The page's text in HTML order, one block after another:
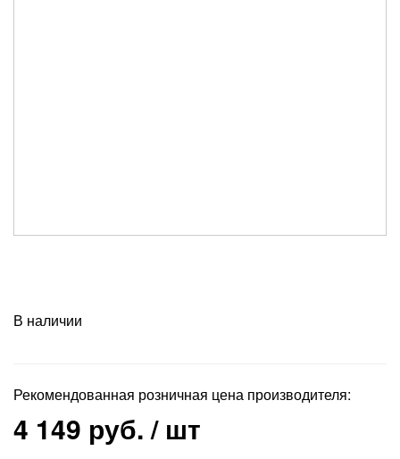
В наличии
Рекомендованная розничная цена производителя:
4 149 руб./ шт